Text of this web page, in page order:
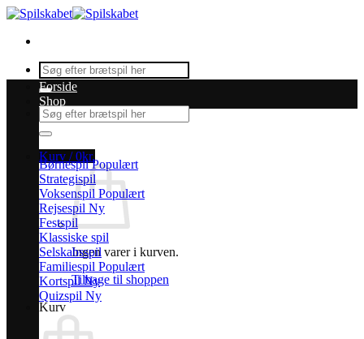
Fortsæt
indhold
Søg
efter:
Søg
efter:
Kurv /0kr.
Ingen varer i kurven.
Tilbage til shoppen
Kurv
Forside
Shop
Børnespil
Strategispil
Voksenspil
Rejsespil
Festspil
Klassiske spil
Selskabsspil
Familiespil
Kortspil
Quizspil